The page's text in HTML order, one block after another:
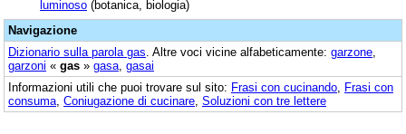
luminoso (botanica, biologia)
Navigazione
Dizionario sulla parola gas . Altre voci vicine alfabeticamente: garzone
garzoni « gas » gasa gasai
Informazioni utili che puoi trovare sul sito: Frasi con cucinando Frasi con
consuma Coniugazione di cucinare Soluzioni con tre lettere